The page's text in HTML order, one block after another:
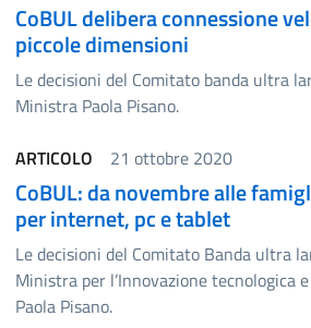
CoBUL delibera connessione
piccole dimensioni
Le decisioni del Comitato banda ultra
Ministra Paola Pisano.
ARTICOLO
21 ottobre 2020
CoBUL: da novembre alle
per internet, pc e tablet
Le decisioni del Comitato Banda ultra
Ministra per l’Innovazione tecnologica
Paola Pisano.